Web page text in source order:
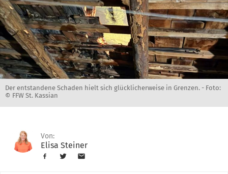
Der entstandene Schaden hielt sich glücklicherweise in Grenzen. - Foto:
© FFW St. Kassian
Von:
Elisa Steiner